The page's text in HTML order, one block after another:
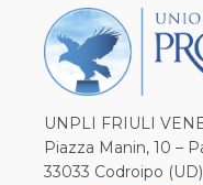
UNPLI FRIULI
Piazza Manin, 10 –
33033 Codroipo (UD)